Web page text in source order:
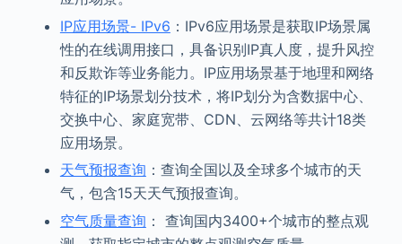
IP应用场景- IPv6 ：IPv6应用场景是获取IP场景属
性的在线调用接口，具备识别IP真人度，提升风控
和反欺诈等业务能力。IP应用场景基于地理和网络
特征的IP场景划分技术，将IP划分为含数据中心、
交换中心、家庭宽带、CDN、云网络等共计18类
应用场景。
天气预报查询 ：查询全国以及全球多个城市的天
气，包含15天天气预报查询。
空气质量查询 ： 查询国内3400+个城市的整点观